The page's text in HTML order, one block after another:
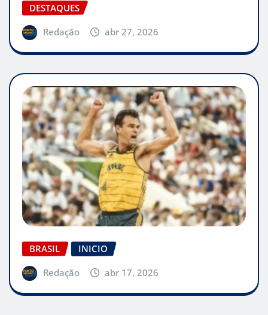
DESTAQUES
Redação
abr 27, 2026
BRASIL
INICIO
Redação
abr 17, 2026